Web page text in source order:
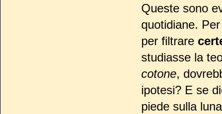
Queste sono
quotidiane.
per filtrare
studiasse la
cotone,
ipotesi? E se
piede sulla